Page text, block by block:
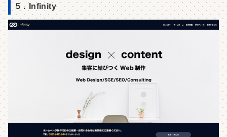
5．Infinity